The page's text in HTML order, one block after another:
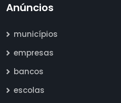
Anúncios
municípios
empresas
bancos
escolas